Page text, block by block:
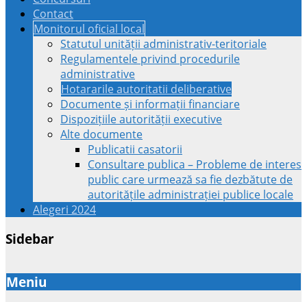
Contact
Monitorul oficial local
Statutul unității administrativ-teritoriale
Regulamentele privind procedurile
administrative
Hotararile autoritatii deliberative
Documente și informații financiare
Dispozițiile autorității executive
Alte documente
Publicatii casatorii
Consultare publica – Probleme de interes
public care urmează sa fie dezbătute de
autoritățile administrației publice locale
Alegeri 2024
Sidebar
Meniu